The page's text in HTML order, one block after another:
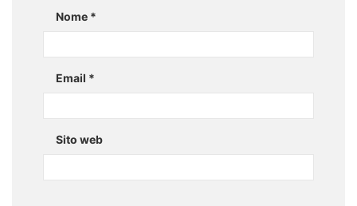
Nome *
Email *
Sito web